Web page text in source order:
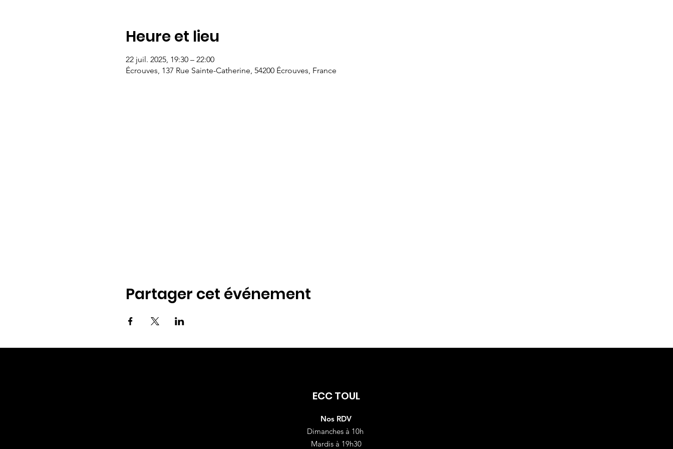
Heure et lieu
22 juil. 2025, 19:30 – 22:00
Écrouves, 137 Rue Sainte-Catherine, 54200 Écrouves, France
Partager cet événement
ECC TOUL
Nos RDV
Dimanches à 10h
Mardis à 19h30